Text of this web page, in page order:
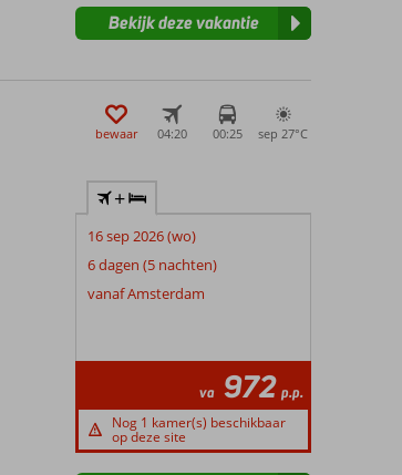
Bekijk deze vakantie
bewaar 04:20 00:25 sep 27°C
+
16 sep 2026 (wo)
6 dagen (5 nachten)
vanaf Amsterdam
va 972 p.p.
Nog 1 kamer(s) beschikbaar
op deze site